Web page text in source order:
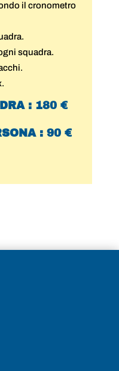
il cronometro
squadra.
: 180 €
: 90 €